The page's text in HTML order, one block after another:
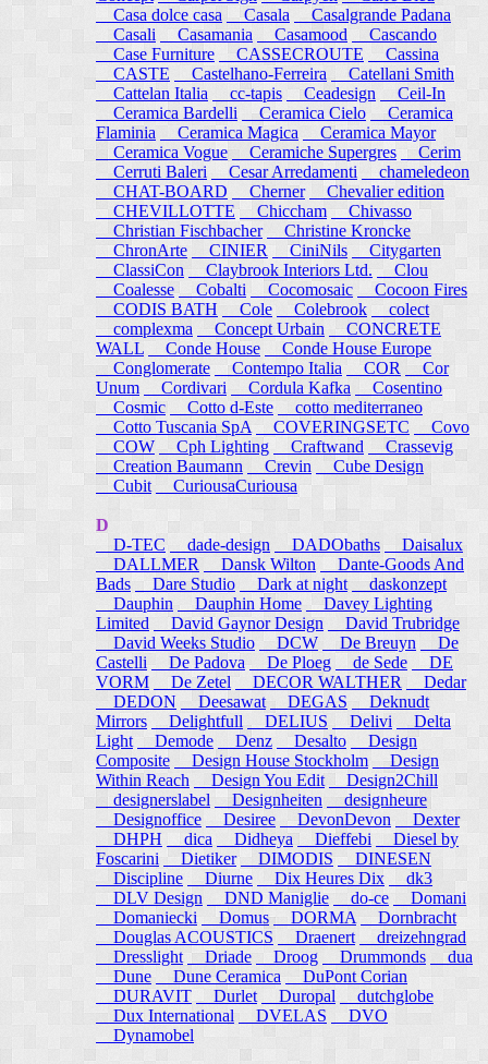
Casa dolce casa
Casala
Casalgrande Padana
Casali
Casamania Casamood
Cascando
Case Furniture
CASSECROUTE
Cassina
CASTE
Castelhano-Ferreira
Catellani Smith
Cattelan Italia
cc-tapis Ceadesign
Ceil-In
Ceramica Bardelli
Ceramica Cielo
Ceramica
Flaminia
Ceramica Magica
Ceramica Mayor
Ceramica Vogue
Ceramiche Supergres Cerim
Cerruti Baleri
Cesar Arredamenti
chameledeon
CHAT-BOARD
Cherner
Chevalier edition
CHEVILLOTTE
Chiccham
Chivasso
Christian Fischbacher
Christine Kroncke
ChronArte
CINIER CiniNils
Citygarten
ClassiCon
Claybrook Interiors Ltd.
Clou
Coalesse
Cobalti Cocomosaic
Cocoon Fires
CODIS BATH
Cole Colebrook
colect
complexma
Concept Urbain
CONCRETE
WALL
Conde House
Conde House Europe
Conglomerate
Contempo Italia COR
Cor
Unum
Cordivari Cordula Kafka
Cosentino
Cosmic
Cotto d-Este
cotto mediterraneo
Cotto Tuscania SpA
COVERINGSETC
Covo
COW
Cph Lighting Craftwand
Crassevig
Creation Baumann
Crevin
Cube Design
Cubit
CuriousaCuriousa
D
D-TEC
dade-design DADObaths
Daisalux
DALLMER
Dansk Wilton
Dante-Goods And
Bads
Dare Studio Dark at night
daskonzept
Dauphin
Dauphin Home
Davey Lighting
Limited
David Gaynor Design
David Trubridge
David Weeks Studio
DCW De Breuyn
De
Castelli
De Padova De Ploeg de Sede
DE
VORM
De Zetel DECOR WALTHER
Dedar
DEDON
Deesawat DEGAS
Deknudt
Mirrors
Delightfull DELIUS Delivi
Delta
Light
Demode Denz Desalto
Design
Composite
Design House Stockholm
Design
Within Reach
Design You Edit
Design2Chill
designerslabel
Designheiten
designheure
Designoffice
Desiree DevonDevon
Dexter
DHPH
dica Didheya Dieffebi
Diesel by
Foscarini
Dietiker DIMODIS
DINESEN
Discipline
Diurne Dix Heures Dix
dk3
DLV Design
DND Maniglie do-ce
Domani
Domaniecki
Domus DORMA
Dornbracht
Douglas ACOUSTICS
Draenert
dreizehngrad
Dresslight Driade Droog Drummonds
dua
Dune
Dune Ceramica
DuPont Corian
DURAVIT
Durlet Duropal
dutchglobe
Dux International
DVELAS
DVO
Dynamobel